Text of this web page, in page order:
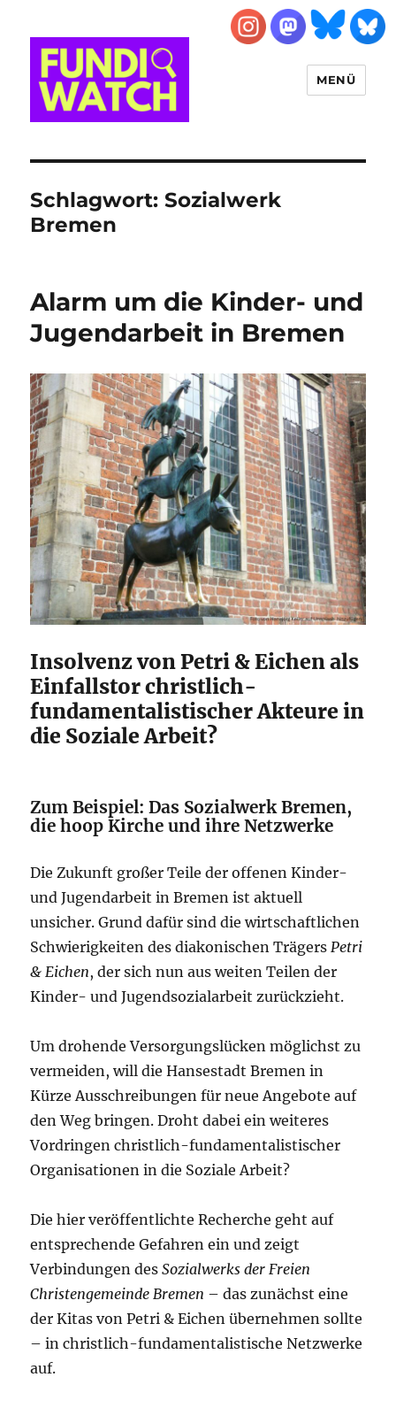
MENÜ
Schlagwort:Sozialwerk
Bremen
Alarm um die Kinder- und
Jugendarbeit in Bremen
Insolvenz von Petri & Eichen als
Einfallstor christlich-
fundamentalistischer Akteure in
die Soziale Arbeit?
Zum Beispiel: Das Sozialwerk Bremen,
die hoop Kirche und ihre Netzwerke
Die Zukunft großer Teile der offenen Kinder-
und Jugendarbeit in Bremen ist aktuell
unsicher. Grund dafür sind die wirtschaftlichen
Schwierigkeiten des diakonischen TrägersPetri
& Eichen, der sich nun aus weiten Teilen der
Kinder- und Jugendsozialarbeit zurückzieht.
Um drohende Versorgungslücken möglichst zu
vermeiden, will die Hansestadt Bremen in
Kürze Ausschreibungen für neue Angebote auf
den Weg bringen. Droht dabei ein weiteres
Vordringen christlich-fundamentalistischer
Organisationen in die Soziale Arbeit?
Die hier veröffentlichte Recherche geht auf
entsprechende Gefahren ein und zeigt
Verbindungen desSozialwerks der Freien
Christengemeinde Bremen – das zunächst eine
der Kitas von Petri & Eichen übernehmen sollte
– in christlich-fundamentalistische Netzwerke
auf.